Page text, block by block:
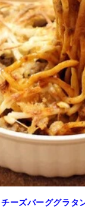
チーズバーググラタ